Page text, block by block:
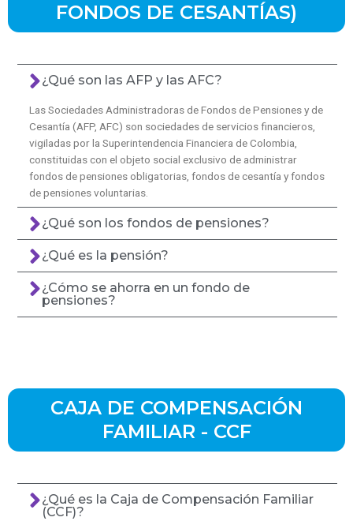
FONDOS DE CESANTÍAS)
¿Qué son las AFP y las AFC?
Las Sociedades Administradoras de Fondos de Pensiones y de
Cesantía (AFP, AFC) son sociedades de servicios financieros,
vigiladas por la Superintendencia Financiera de Colombia,
constituidas con el objeto social exclusivo de administrar
fondos de pensiones obligatorias, fondos de cesantía y fondos
de pensiones voluntarias.
¿Qué son los fondos de pensiones?
¿Qué es la pensión?
¿Cómo se ahorra en un fondo de
pensiones?
CAJA DE COMPENSACIÓN
FAMILIAR - CCF
¿Qué es la Caja de Compensación Familiar
(CCF)?